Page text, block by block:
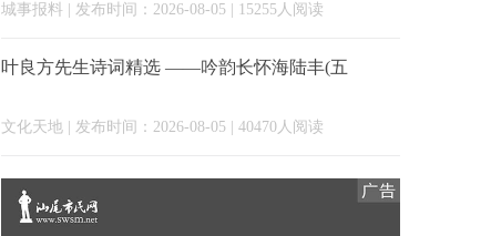
城事报料 | 发布时间：2026-08-05 | 15255人阅读
叶良方先生诗词精选 ——吟韵长怀海陆丰(五
文化天地 | 发布时间：2026-08-05 | 40470人阅读